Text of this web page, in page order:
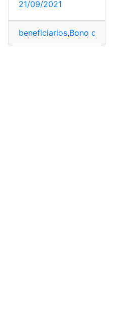
y Étnica Ecuador Frase
21/09/2021
beneficiarios,Bono de